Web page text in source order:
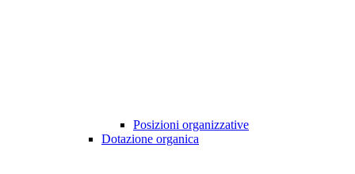
Posizioni organizzative
Dotazione organica